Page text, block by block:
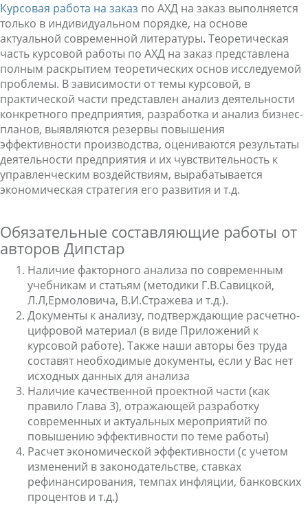
Курсовая работа на заказ по АХД на заказ выполняется
только в индивидуальном порядке, на основе
актуальной современной литературы. Теоретическая
часть курсовой работы по АХД на заказ представлена
полным раскрытием теоретических основ исследуемой
проблемы. В зависимости от темы курсовой, в
практической части представлен анализ деятельности
конкретного предприятия, разработка и анализ бизнес-
планов, выявляются резервы повышения
эффективности производства, оцениваются результаты
деятельности предприятия и их чувствительность к
управленческим воздействиям, вырабатывается
экономическая стратегия его развития и т.д.
Обязательные составляющие работы от
авторов Дипстар
Наличие факторного анализа по современным
учебникам и статьям (методики Г.В.Савицкой,
Л.Л,Ермоловича, В.И.Стражева и т.д.).
Документы к анализу, подтверждающие расчетно-
цифровой материал (в виде Приложений к
курсовой работе). Также наши авторы без труда
составят необходимые документы, если у Вас нет
исходных данных для анализа
Наличие качественной проектной части (как
правило Глава 3), отражающей разработку
современных и актуальных мероприятий по
повышению эффективности по теме работы)
Расчет экономической эффективности (с учетом
изменений в законодательстве, ставках
рефинансирования, темпах инфляции, банковских
процентов и т.д.)